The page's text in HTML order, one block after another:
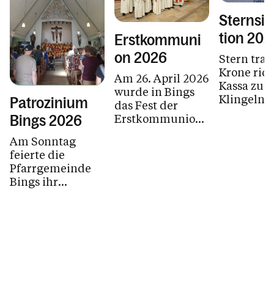
Patrozinium
Bings 2026
Am Sonntag
feierte die
Pfarrgemeinde
Bings ihr
Erstkommuni
on 2026
Am 26. April 2026
wurde in Bings
das Fest der
Erstkommunion
tion
Stern
Krone
Kassa zum
Klingeln